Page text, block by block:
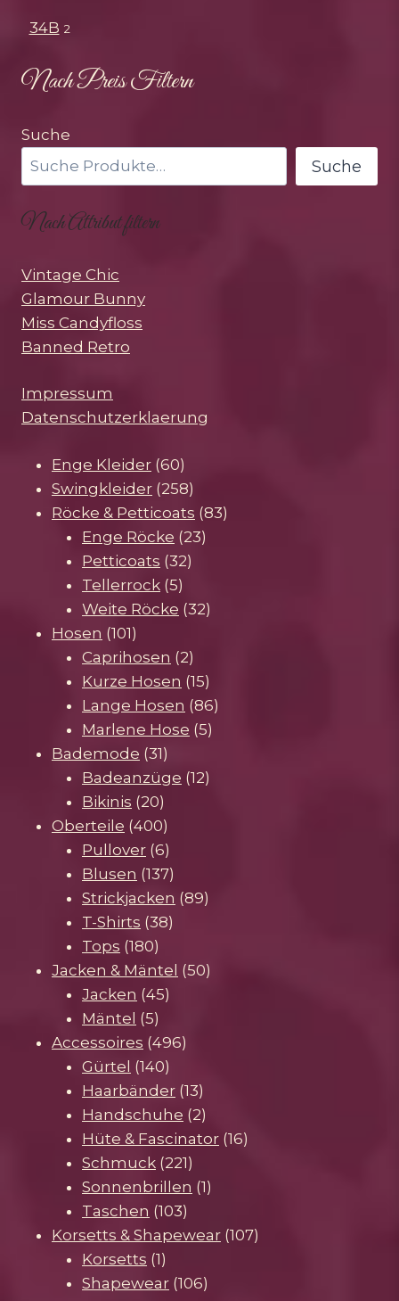
34B 2
Nach Preis Filtern
Suche
Suche
Nach Attribut filtern
Vintage Chic
Glamour Bunny
Miss Candyfloss
Banned Retro
Impressum
Datenschutzerklaerung
Enge Kleider 6060
Produkte
Swingkleider 258258
Produkte
Röcke & Petticoats 8383
Enge Röcke 2323
Petticoats 3232
Tellerrock 55
Produkte
Weite Röcke 3232
Hosen 101101
Produkte
Caprihosen 22
Produkte
Kurze Hosen 1515
Produkte
Lange Hosen 8686
Marlene Hose 55
Bademode 3131
Produkte
Badeanzüge 1212
Bikinis 2020
Produkte
Oberteile 400400
Produkte
Pullover 66
Produkte
Blusen 137137
Produkte
Strickjacken 8989
T-Shirts 3838
Tops 180180
Produkte
Jacken & Mäntel 5050
Jacken 4545
Mäntel 55
Produkte
Accessoires 496496
Gürtel 140140
Produkte
Haarbänder 1313
Produkte
Handschuhe 22
Produkte
Hüte & Fascinator 1616
Schmuck 221221
Produkte
Sonnenbrillen 11
Taschen 103103
Produkte
Korsetts & Shapewear 107107
Korsetts 11
Produkt
Shapewear 106106